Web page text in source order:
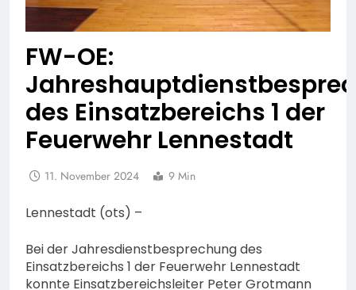
FW-OE:
des Einsatzbereichs 1 der
Feuerwehr Lennestadt
11. November 2024 9 Min
Lennestadt (ots) –
Bei der Jahresdienstbesprechung des
Einsatzbereichs 1 der Feuerwehr Lennestadt
konnte Einsatzbereichsleiter Peter Grotmann